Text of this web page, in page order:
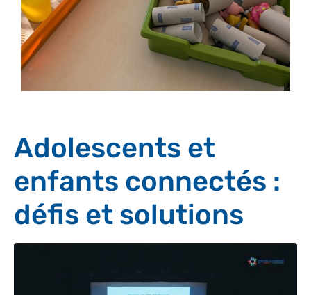
Adolescents et
enfants connectés :
défis et solutions